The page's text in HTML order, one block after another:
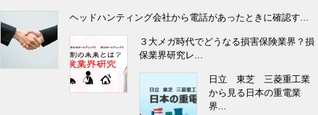
ヘッドハンティング会社から電話があったときに確認す...
３大メガ時代でどうなる損害保険業界？損
保業界研究レ...
日立 東芝 三菱重工業
から見る日本の重電業
界...